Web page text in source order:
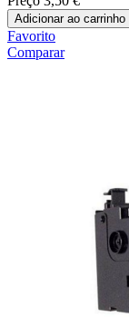
Adicionar ao carrinho
Favorito
Comparar